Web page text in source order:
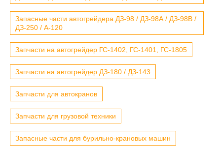
Запасные части автогрейдера ДЗ-98 / ДЗ-98А / ДЗ-98В /
ДЗ-250 / А-120
Запчасти на автогрейдер ГС-1402, ГС-1401, ГС-1805
Запчасти на автогрейдер ДЗ-180 / ДЗ-143
Запчасти для автокранов
Запчасти для грузовой техники
Запасные части для бурильно-крановых машин